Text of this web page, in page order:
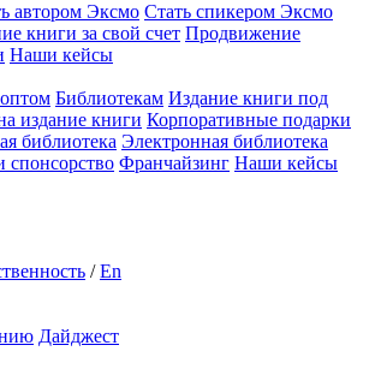
автором Эксмо Стать спикером Эксмо
книги за свой счет Продвижение
Наши кейсы
Библиотекам Издание книги под
издание книги Корпоративные подарки
библиотека Электронная библиотека
спонсорство Франчайзинг Наши кейсы
/En
Дайджест